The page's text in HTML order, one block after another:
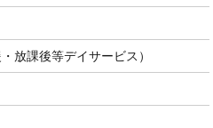
放課後等デイサービス）